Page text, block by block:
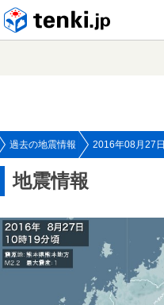
過去の地震情報 2016年08月27日
地震情報